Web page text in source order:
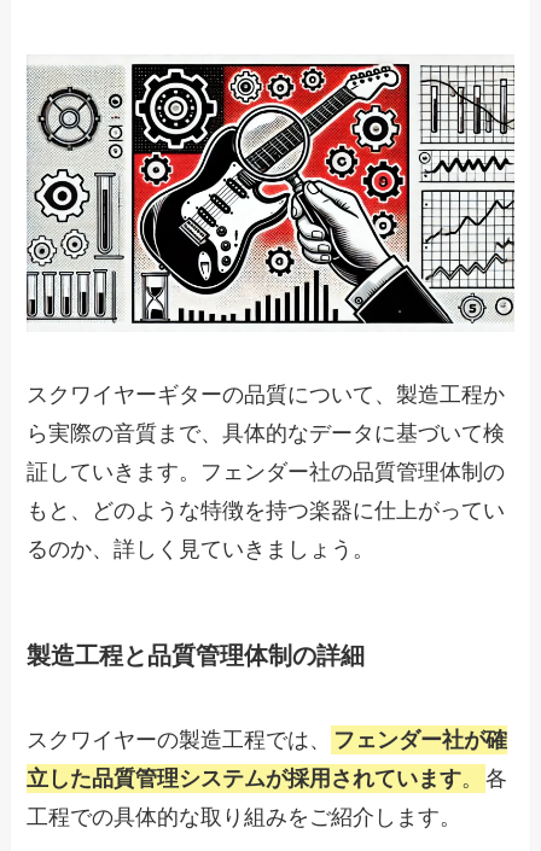
スクワイヤーギターの品質について、製造工程か
ら実際の音質まで、具体的なデータに基づいて検
証していきます。フェンダー社の品質管理体制の
もと、どのような特徴を持つ楽器に仕上がってい
るのか、詳しく見ていきましょう。
製造工程と品質管理体制の詳細
スクワイヤーの製造工程では、
フェンダー社が確
立した品質管理システムが採用されています。 各
工程での具体的な取り組みをご紹介します。